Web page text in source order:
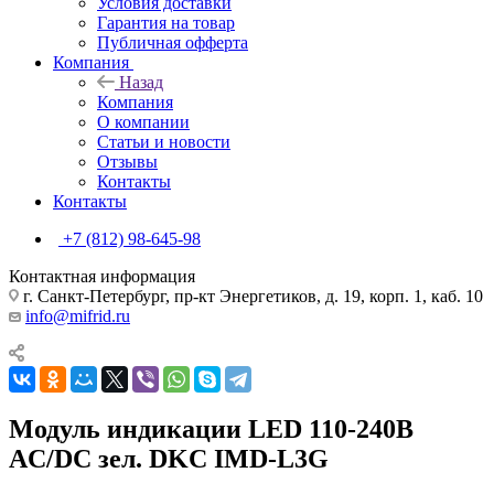
Гарантия на товар
Публичная офферта
Компания
Назад
Компания
О компании
Статьи и новости
Отзывы
Контакты
Контакты
+7 (812) 98-645-98
Контактная информация
г. Санкт-Петербург, пр-кт Энергетиков, д. 19, корп. 1, каб. 10
info@mifrid.ru
Модуль индикации LED 110-240В
AC/DC зел. DKC IMD-L3G